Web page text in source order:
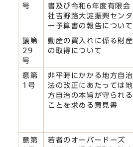
号
書及び令和6年度有限会
社吉野路大淀振興センタ
ー予算書の報告について
議第
29
号
動産の買入れに係る財産
の取得について
意第
1号
非平時にかかる地方自治
法の改正にあたっては地
方自治の本旨が守られる
ことを求める意見書
意第
若者のオーバードーズ